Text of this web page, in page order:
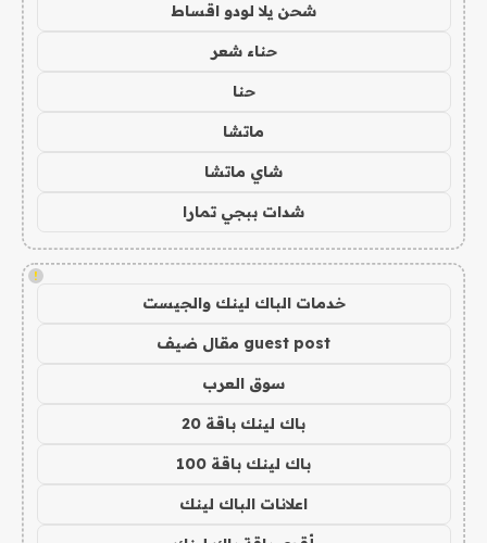
شحن يلا لودو اقساط
حناء شعر
حنا
ماتشا
شاي ماتشا
شدات ببجي تمارا
!
خدمات الباك لينك والجيست
guest post مقال ضيف
سوق العرب
باك لينك باقة 20
باك لينك باقة 100
اعلانات الباك لينك